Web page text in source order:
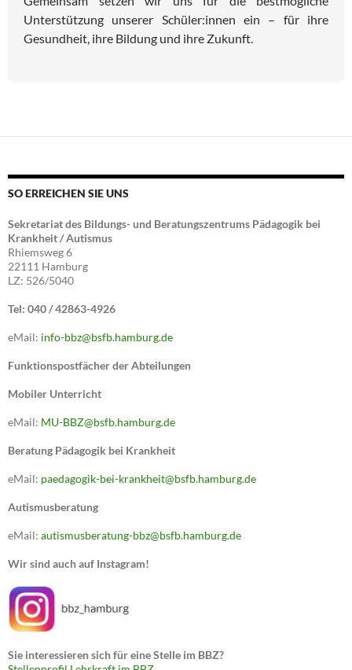
Unterstützung unserer Schüler:innen ein – für ihre
Gesundheit, ihre Bildung und ihre Zukunft.
SO ERREICHEN SIE UNS
Sekretariat des Bildungs- und Beratungszentrums Pädagogik bei
Krankheit / Autismus
Rhiemsweg 6
22111 Hamburg
LZ: 526/5040
Tel: 040 / 42863-4926
eMail: info-bbz@bsfb.hamburg.de
Funktionspostfächer der Abteilungen
Mobiler Unterricht
eMail: MU-BBZ@bsfb.hamburg.de
Beratung Pädagogik bei Krankheit
eMail: paedagogik-bei-krankheit@bsfb.hamburg.de
Autismusberatung
eMail: autismusberatung-bbz@bsfb.hamburg.de
Wir sind auch auf Instagram!
Sie interessieren sich für eine Stelle im BBZ?